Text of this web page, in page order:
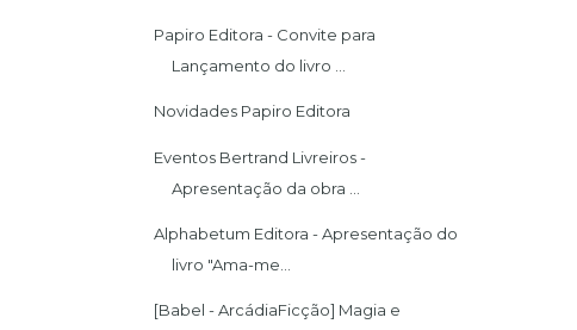
Papiro Editora - Convite para
Lançamento do livro ...
Novidades Papiro Editora
Eventos Bertrand Livreiros -
Apresentação da obra ...
Alphabetum Editora - Apresentação do
livro "Ama-me...
[Babel - ArcádiaFicção] Magia e